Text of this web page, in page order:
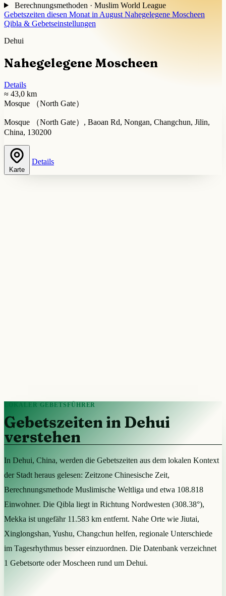
Berechnungsmethoden · Muslim World League
Gebetszeiten diesen Monat in August Nahegelegene Moscheen
Qibla & Gebetseinstellungen
Dehui
Nahegelegene Moscheen
Details
≈ 43,0 km
Mosque （North Gate）
Mosque （North Gate）, Baoan Rd, Nongan, Changchun, Jilin,
China, 130200
Karte
Details
LOKALER GEBETSFÜHRER
Gebetszeiten in Dehui
verstehen
In Dehui, China, werden die Gebetszeiten aus dem lokalen Kontext
der Stadt heraus gelesen: Zeitzone Chinesische Zeit,
Berechnungsmethode Muslimische Weltliga und etwa 108.818
Einwohner. Die Qibla liegt in Richtung Nordwesten (308.38°),
Mekka ist ungefähr 11.583 km entfernt. Nahe Orte wie Jiutai,
Xinglongshan, Yushu, Changchun helfen, regionale Unterschiede
im Tagesrhythmus besser einzuordnen. Die Datenbank verzeichnet
1 Gebetsorte oder Moscheen rund um Dehui.